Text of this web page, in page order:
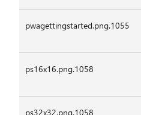
pwagettingstarted.png.1055
ps16x16.png.1058
ps32x32.png.1058